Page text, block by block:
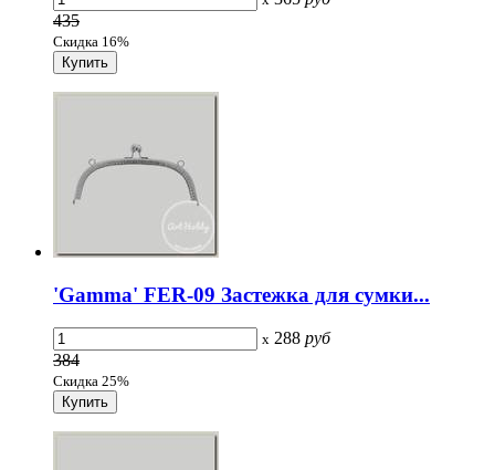
435
Скидка 16%
'Gamma' FER-09 Застежка для сумки...
x 288 руб
384
Скидка 25%